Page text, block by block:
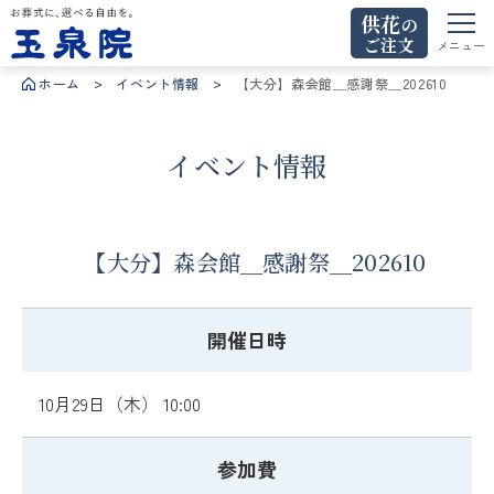
お葬式に、選べる自由を。玉泉院
供花の
ご注文
メニュー
ホーム イベント情報 【大分】森会館＿感謝祭＿202610
イベント情報
【大分】森会館＿感謝祭＿202610
開催日時
10月29日（木） 10:00
参加費